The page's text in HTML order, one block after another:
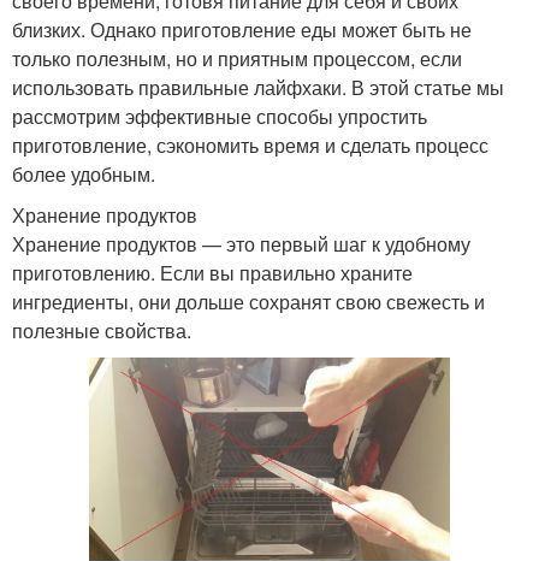
близких. Однако приготовление еды может быть не
только полезным, но и приятным процессом, если
использовать правильные лайфхаки. В этой статье мы
рассмотрим эффективные способы упростить
приготовление, сэкономить время и сделать процесс
более удобным.
Хранение продуктов
Хранение продуктов — это первый шаг к удобному
приготовлению. Если вы правильно храните
ингредиенты, они дольше сохранят свою свежесть и
полезные свойства.